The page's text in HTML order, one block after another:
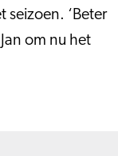
seizoen. ‘Beter
om nu het